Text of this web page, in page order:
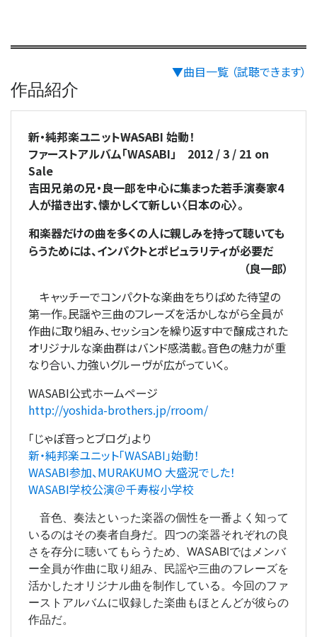
▼曲目一覧 （試聴できます）
作品紹介
新・純邦楽ユニット―――WASABI 始動！
ファーストアルバム「WASABI」 2012 / 3 / 21 on
Sale
吉田兄弟の兄・良一郎を中心に集まった若手演奏家4
人が描き出す、懐かしくて新しい〈日本の心〉。
和楽器だけの曲を多くの人に親しみを持って聴いても
らうためには、インパクトとポピュラリティが必要だ
（良一郎）
キャッチーでコンパクトな楽曲をちりばめた待望の
第一作。民謡や三曲のフレーズを活かしながら全員が
作曲に取り組み、セッションを繰り返す中で醸成された
オリジナルな楽曲群はバンド感満載。音色の魅力が重
なり合い、力強いグルーヴが広がっていく。
WASABI公式ホームページ
http://yoshida-brothers.jp/rroom/
「じゃぽ音っとブログ」より
新・純邦楽ユニット「WASABI」始動！
WASABI参加、MURAKUMO 大盛況でした！
WASABI学校公演＠千寿桜小学校
音色、奏法といった楽器の個性を一番よく知って
いるのはその奏者自身だ。四つの楽器それぞれの良
さを存分に聴いてもらうため、WASABIではメンバ
ー全員が作曲に取り組み、民謡や三曲のフレーズを
活かしたオリジナル曲を制作している。今回のファ
ーストアルバムに収録した楽曲もほとんどが彼らの
作品だ。